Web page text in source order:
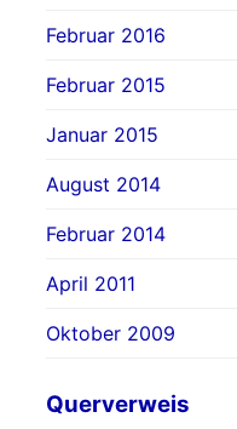
Februar 2016
Februar 2015
Januar 2015
August 2014
Februar 2014
April 2011
Oktober 2009
Querverweis